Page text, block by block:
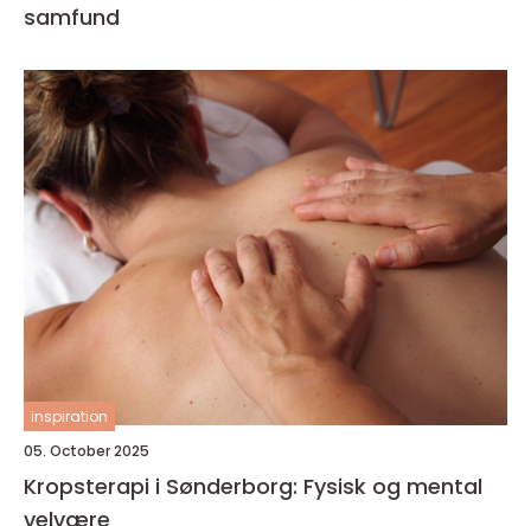
samfund
inspiration
05. October 2025
Kropsterapi i Sønderborg: Fysisk og mental
velvære